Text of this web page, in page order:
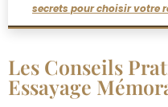
secrets pour choisir votre
Les Conseils
Essayage